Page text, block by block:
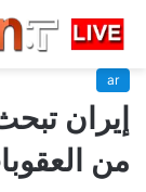
ar
إيران
من